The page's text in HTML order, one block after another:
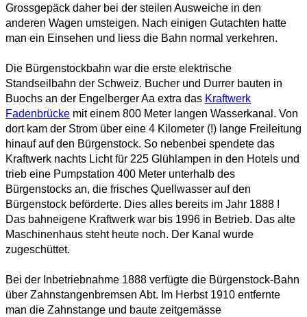
Grossgepäck daher bei der steilen Ausweiche in den
anderen Wagen umsteigen. Nach einigen Gutachten hatte
man ein Einsehen und liess die Bahn normal verkehren.
Die Bürgenstockbahn war die erste elektrische
Standseilbahn der Schweiz. Bucher und Durrer bauten in
Buochs an der Engelberger Aa extra das Kraftwerk
Fadenbrücke mit einem 800 Meter langen Wasserkanal. Von
dort kam der Strom über eine 4 Kilometer (!) lange Freileitung
hinauf auf den Bürgenstock. So nebenbei spendete das
Kraftwerk nachts Licht für 225 Glühlampen in den Hotels und
trieb eine Pumpstation 400 Meter unterhalb des
Bürgenstocks an, die frisches Quellwasser auf den
Bürgenstock beförderte. Dies alles bereits im Jahr 1888 !
Das bahneigene Kraftwerk war bis 1996 in Betrieb. Das alte
Maschinenhaus steht heute noch. Der Kanal wurde
zugeschüttet.
Bei der Inbetriebnahme 1888 verfügte die Bürgenstock-Bahn
über Zahnstangenbremsen Abt. Im Herbst 1910 entfernte
man die Zahnstange und baute zeitgemässe